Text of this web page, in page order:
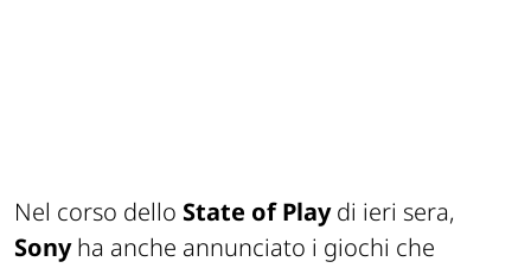
Nel corso dello State of Playdi ieri sera,
Sonyha anche annunciato i giochi che